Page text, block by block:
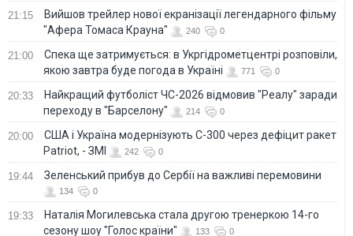
21:15
Вийшов трейлер нової екранізації легендарного фільму
"Афера Томаса Крауна"
240 0
21:00
Спека ще затримується: в Укргідрометцентрі розповіли,
якою завтра буде погода в Україні
771 0
20:33
Найкращий футболіст ЧС-2026 відмовив "Реалу" заради
переходу в "Барселону"
214 0
20:00
США і Україна модернізують С-300 через дефіцит ракет
Patriot, - ЗМІ
242 0
19:44 Зеленський прибув до Сербії на важливі перемовини
134 0
19:33
Наталія Могилевська стала другою тренеркою 14-го
сезону шоу "Голос країни"
133 0